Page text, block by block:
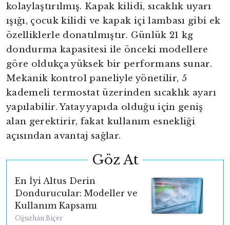
kolaylaştırılmış. Kapak kilidi, sıcaklık uyarı
ışığı, çocuk kilidi ve kapak içi lambası gibi ek
özelliklerle donatılmıştır. Günlük 21 kg
dondurma kapasitesi ile önceki modellere
göre oldukça yüksek bir performans sunar.
Mekanik kontrol paneliyle yönetilir, 5
kademeli termostat üzerinden sıcaklık ayarı
yapılabilir. Yatay yapıda olduğu için geniş
alan gerektirir, fakat kullanım esnekliği
açısından avantaj sağlar.
Göz At
En İyi Altus Derin
Dondurucular: Modeller ve
Kullanım Kapsamı
Oğuzhan Biçer